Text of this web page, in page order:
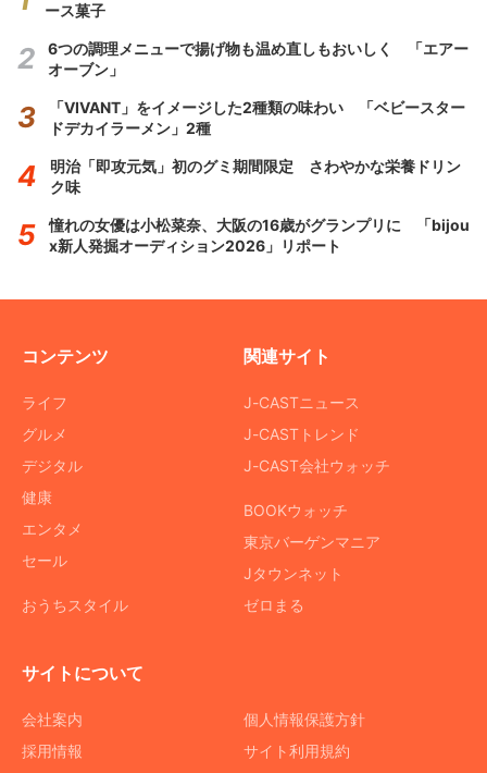
ース菓子
6つの調理メニューで揚げ物も温め直しもおいしく 「エアー
オーブン」
「VIVANT」をイメージした2種類の味わい 「ベビースター
ドデカイラーメン」2種
明治「即攻元気」初のグミ期間限定 さわやかな栄養ドリン
ク味
憧れの女優は小松菜奈、大阪の16歳がグランプリに 「bijou
x新人発掘オーディション2026」リポート
コンテンツ
ライフ
グルメ
デジタル
健康
エンタメ
セール
おうちスタイル
関連サイト
J-CASTニュース
J-CASTトレンド
J-CAST会社ウォッチ
BOOKウォッチ
東京バーゲンマニア
Jタウンネット
ゼロまる
サイトについて
会社案内
採用情報
個人情報保護方針
サイト利用規約